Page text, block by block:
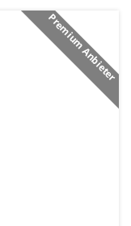
Premium Anbieter